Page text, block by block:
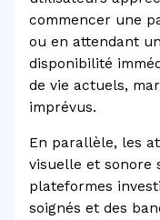
commencer une
ou en attendant
disponibilité
de vie actuels,
imprévus.
En parallèle, les
visuelle et sonore
plateformes
soignés et des